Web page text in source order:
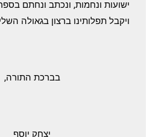
ישועות ונחמות, ונכתב ונחתם
ויקבל תפלותינו ברצון בגאולה
בברכת התורה,
יצחק יוסף